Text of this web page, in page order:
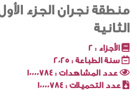
منطقة نجران الجزء
الثانية
الأجزاء : 2
سنة الطباعة : 2025
عدد المشاهدات : 10000784
عدد التحميلات : 10000784